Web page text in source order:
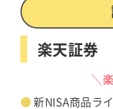
楽天証券
＼
新NISA商品ラ